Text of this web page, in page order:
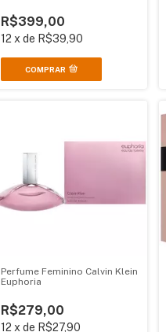
R$399,00
12 xde R$39,90
COMPRAR
Perfume Feminino Calvin Klein
Euphoria
R$279,00
12 xde R$27,90